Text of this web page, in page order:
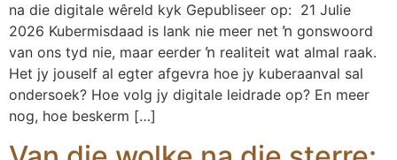
na die digitale wêreld kyk Gepubliseer op: 21 Julie
2026 Kubermisdaad is lank nie meer net ŉ gonswoord
van ons tyd nie, maar eerder ŉ realiteit wat almal raak.
Het jy jouself al egter afgevra hoe jy kuberaanval sal
ondersoek? Hoe volg jy digitale leidrade op? En meer
nog, hoe beskerm […]